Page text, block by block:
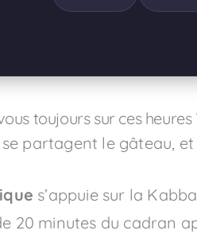
toujours sur ces heures
partagent le gâteau,
s’appuie sur la
20 minutes du cadran